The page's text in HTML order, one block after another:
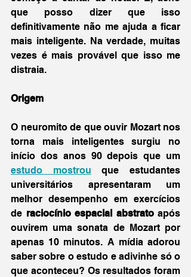
que posso dizer que isso
definitivamente não me ajuda a ficar
mais inteligente. Na verdade, muitas
vezes é mais provável que isso me
distraia.
Origem
O neuromito de que ouvir Mozart nos
torna mais inteligentes surgiu no
estudo mostrou que estudantes
universitários apresentaram um
melhor desempenho em exercícios
de raciocínio espacial abstrato após
ouvirem uma sonata de Mozart por
apenas 10 minutos. A mídia adorou
saber sobre o estudo e adivinhe só o
que aconteceu? Os resultados foram